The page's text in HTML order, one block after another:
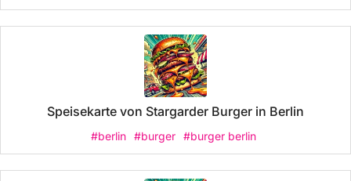
Speisekarte von Stargarder Burger in Berlin
#berlin #burger #burger berlin